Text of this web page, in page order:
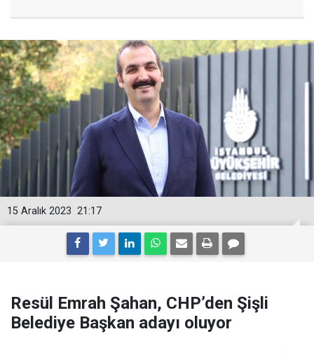
21:17
15 Aralık 2023
Resül Emrah Şahan, CHP’den Şişli
Belediye Başkan adayı oluyor